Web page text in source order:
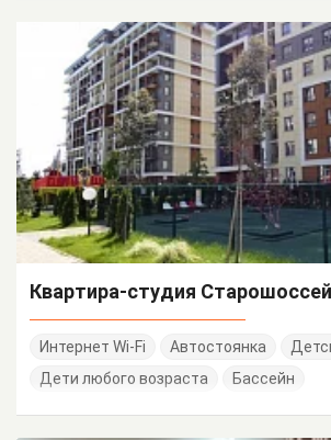
Квартира-студия
Интернет Wi-Fi Автостоянка
Дети любого возраста
Бассейн